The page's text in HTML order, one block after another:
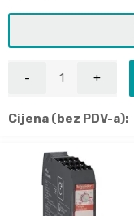
Cijena (bez PDV-a):